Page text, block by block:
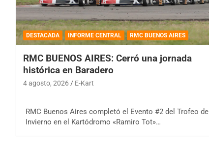
DESTACADA INFORME CENTRAL RMC BUENOS AIRES
RMC BUENOS AIRES: Cerró una jornada
histórica en Baradero
4 agosto, 2026 E-Kart
RMC Buenos Aires completó el Evento #2 del Trofeo de
Invierno en el Kartódromo «Ramiro Tot»…